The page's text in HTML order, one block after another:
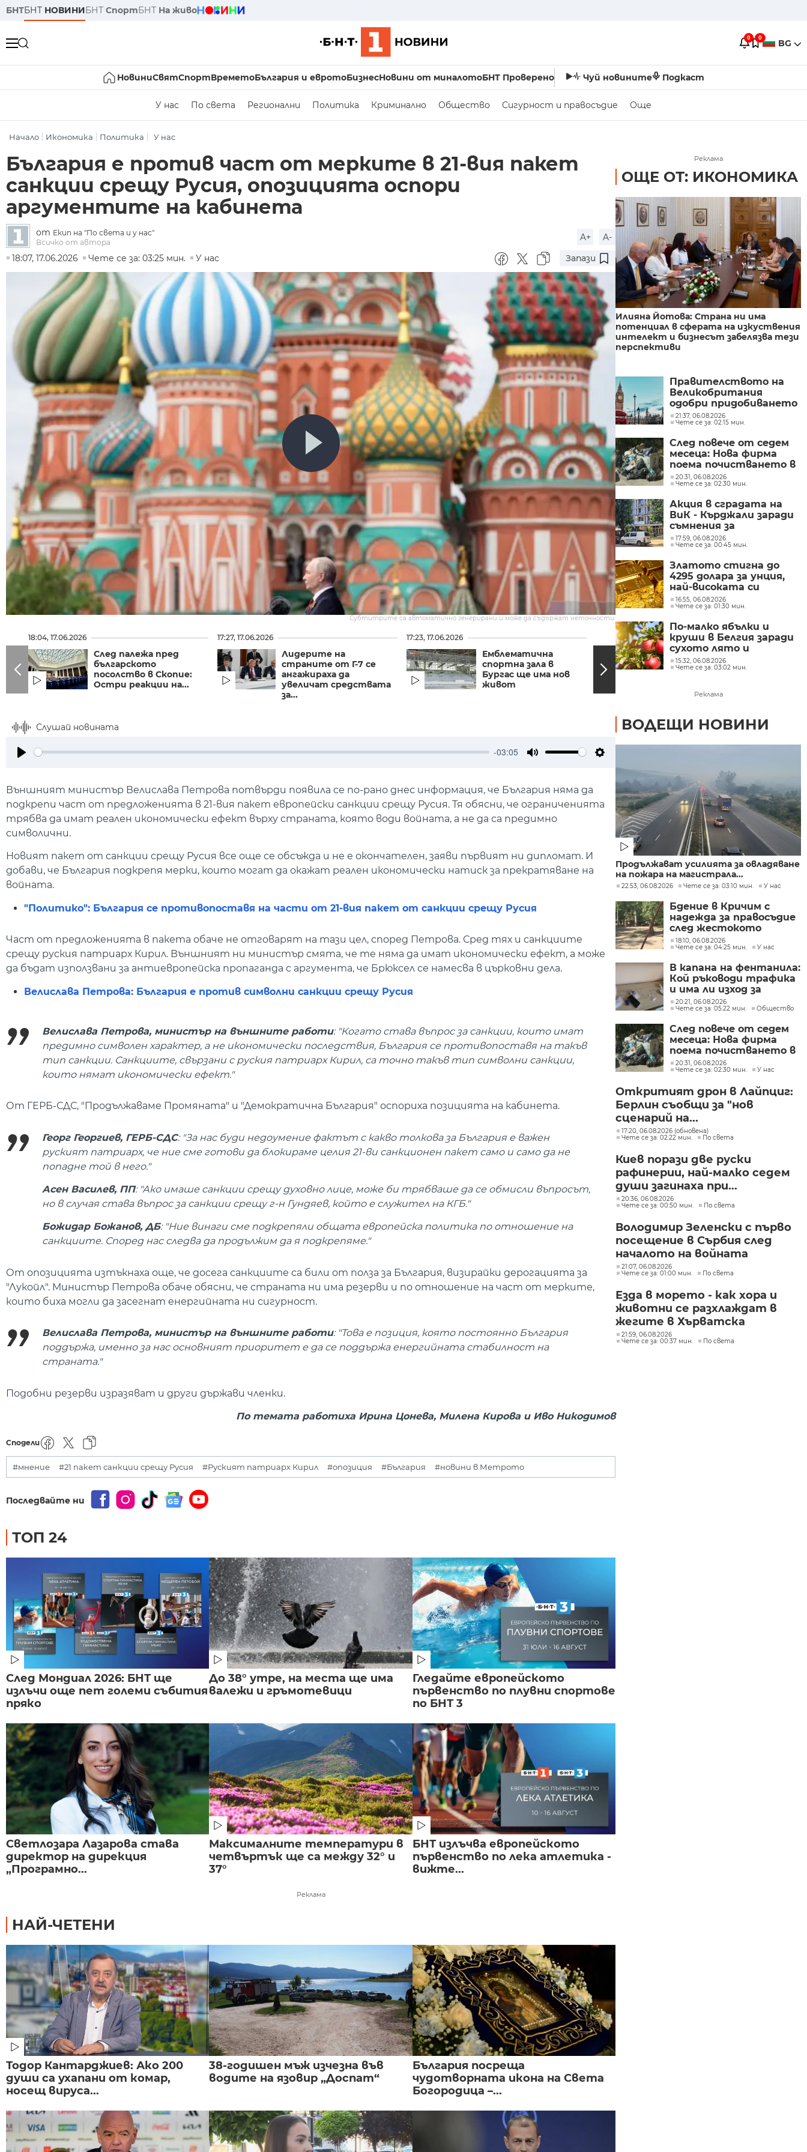
БНТБНТ НОВИНИБНТ СпортБНТ На живо
0 0 BG
НовиниСвятСпортВреметоБългария и евротоБизнесНовини от миналотоБНТ Проверено Чуй новините Подкаст
У нас По света Регионални Политика Криминално Общество Сигурност и правосъдие Още
Начало Икономика Политика У нас
България е против част от мерките в 21-вия пакет
санкции срещу Русия, опозицията оспори
аргументите на кабинета
от Екип на "По света и у нас"
Всичко от автора
A+
A-
18:07, 17.06.2026
Чете се за: 03:25 мин. У нас Запази
Субтитрите са автоматично генерирани и може да съдържат неточности.
18:04, 17.06.2026
След палежа пред
българското
посолство в Скопие:
Остри реакции на...
17:27, 17.06.2026
Лидерите на
страните от Г-7 се
ангажираха да
увеличат средствата
за...
17:23, 17.06.2026
Емблематична
спортна зала в
Бургас ще има нов
живот
17:17, 17.06.2026
Над 110 000 ученици се
явиха на НВО по
български език и
16:56,
Слушай новината
-03:05
Външният министър Велислава Петрова потвърди появила се по-рано днес информация, че България няма да
подкрепи част от предложенията в 21-вия пакет европейски санкции срещу Русия. Тя обясни, че ограниченията
трябва да имат реален икономически ефект върху страната, която води войната, а не да са предимно
символични.
Новият пакет от санкции срещу Русия все още се обсъжда и не е окончателен, заяви първият ни дипломат. И
добави, че България подкрепя мерки, които могат да окажат реален икономически натиск за прекратяване на
войната.
"Политико": България се противопоставя на части от 21-вия пакет от санкции срещу Русия
Част от предложенията в пакета обаче не отговарят на тази цел, според Петрова. Сред тях и санкциите
срещу руския патриарх Кирил. Външният ни министър смята, че те няма да имат икономически ефект, а може
да бъдат използвани за антиевропейска пропаганда с аргумента, че Брюксел се намесва в църковни дела.
Велислава Петрова: България е против символни санкции срещу Русия
Велислава Петрова, министър на външните работи: "Когато става въпрос за санкции, които имат
предимно символен характер, а не икономически последствия, България се противопоставя на такъв
тип санкции. Санкциите, свързани с руския патриарх Кирил, са точно такъв тип символни санкции,
които нямат икономически ефект."
От ГЕРБ-СДС, "Продължаваме Промяната" и "Демократична България" оспориха позицията на кабинета.
Георг Георгиев, ГЕРБ-СДС: "За нас буди недоумение фактът с какво толкова за България е важен
руският патриарх, че ние сме готови да блокираме целия 21-ви санкционен пакет само и само да не
попадне той в него."
Асен Василев, ПП: "Ако имаше санкции срещу духовно лице, може би трябваше да се обмисли въпросът,
но в случая става въпрос за санкции срещу г-н Гундяев, който е служител на КГБ."
Божидар Божанов, ДБ: "Ние винаги сме подкрепяли общата европейска политика по отношение на
санкциите. Според нас следва да продължим да я подкрепяме."
От опозицията изтъкнаха още, че досега санкциите са били от полза за България, визирайки дерогацията за
"Лукойл". Министър Петрова обаче обясни, че страната ни има резерви и по отношение на част от мерките,
които биха могли да засегнат енергийната ни сигурност.
Велислава Петрова, министър на външните работи: "Това е позиция, която постоянно България
поддържа, именно за нас основният приоритет е да се поддържа енергийната стабилност на
страната."
Подобни резерви изразяват и други държави членки.
По темата работиха Ирина Цонева, Милена Кирова и Иво Никодимов
Сподели
#мнение #21 пакет санкции срещу Русия #Руският патриарх Кирил #опозиция #България #новини в Метрото
Последвайте ни
ТОП 24
След Мондиал 2026: БНТ ще
излъчи още пет големи събития
пряко
До 38° утре, на места ще има
валежи и гръмотевици
Гледайте европейското
първенство по плувни спортове
по БНТ 3
Светлозара Лазарова става
директор на дирекция
„Програмно...
Максималните температури в
четвъртък ще са между 32° и
37°
БНТ излъчва европейското
първенство по лека атлетика -
вижте...
Реклама
НАЙ-ЧЕТЕНИ
Тодор Кантарджиев: Ако 200
души са ухапани от комар,
носещ вируса...
38-годишен мъж изчезна във
водите на язовир „Доспат“
България посреща
чудотворната икона на Света
Богородица –...
Реклама
ОЩЕ ОТ: ИКОНОМИКА
Илияна Йотова: Страна ни има
потенциал в сферата на изкуствения
интелект и бизнесът забелязва тези
перспективи
Правителството на
Великобритания
одобри придобиването
на „Уорнър Брос
Дискавъри“ от
„Парамаунт“ за 110
млрд. долара
21:37, 06.08.2026
Чете се за: 02:15 мин.
След повече от седем
месеца: Нова фирма
поема почистването в
столичните райони
"Слатина", "Подуяне" и
"Изгрев"
20:31, 06.08.2026
Чете се за: 02:30 мин.
Акция в сградата на
ВиК - Кърджали заради
съмнения за
злоупотреби с
евросредства
17:59, 06.08.2026
Чете се за: 00:45 мин.
Златото стигна до
4295 долара за унция,
най-високата си
стойност от юни
16:55, 06.08.2026
Чете се за: 01:30 мин.
По-малко ябълки и
круши в Белгия заради
сухото лято и
градушките
15:32, 06.08.2026
Чете се за: 03:02 мин.
Реклама
ВОДЕЩИ НОВИНИ
Продължават усилията за овладяване
на пожара на магистрала...
22:53, 06.08.2026 Чете се за: 03:10 мин. У нас
Бдение в Кричим с
надежда за правосъдие
след жестокото
убийство на млад мъж
в Пловдив от
18:10, 06.08.2026
Чете се за: 04:25 мин.
У нас
В капана на фентанила:
Кой ръководи трафика
и има ли изход за
пристрастените?
20:21, 06.08.2026
Чете се за: 05:22 мин.
Общество
След повече от седем
месеца: Нова фирма
поема почистването в
столичните райони
"Слатина", "Подуяне" и
20:31, 06.08.2026
Чете се за: 02:30 мин.
У нас
Откритият дрон в Лайпциг:
Берлин съобщи за "нов
сценарий на...
17:20, 06.08.2026 (обновена)
Чете се за: 02:22 мин.
По света
Киев порази две руски
рафинерии, най-малко седем
души загинаха при...
20:36, 06.08.2026
Чете се за: 00:50 мин.
По света
Володимир Зеленски с първо
посещение в Сърбия след
началото на войната
21:07, 06.08.2026
Чете се за: 01:00 мин.
По света
Езда в морето - как хора и
животни се разхлаждат в
жегите в Хърватска
21:59, 06.08.2026
Чете се за: 00:37 мин.
По света